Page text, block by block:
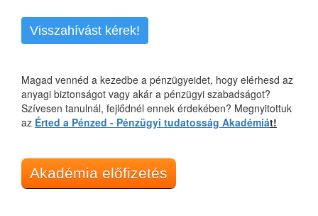
Visszahívást kérek!
Magad vennéd a kezedbe a pénzügyeidet, hogy elérhesd az
anyagi biztonságot vagy akár a pénzügyi szabadságot?
Szívesen tanulnál, fejlődnél ennek érdekében? Megnyitottuk
az Érted a Pénzed - Pénzügyi tudatosság Akadémiát!
Akadémia előfizetés